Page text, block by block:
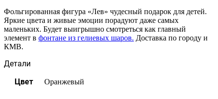
Фольгированная фигура «Лев» чудесный подарок для детей.
Яркие цвета и живые эмоции порадуют даже самых
маленьких. Будет выигрышно смотреться как главный
элемент в фонтане из гелиевых шаров. Доставка по городу и
КМВ.
Детали
Цвет
Оранжевый